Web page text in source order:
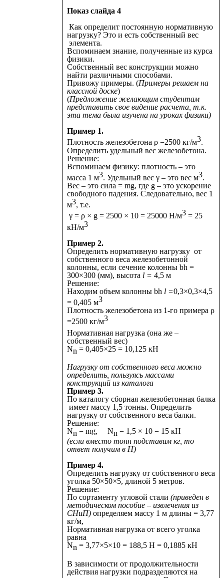
Показ слайда 4
Как определит постоянную нормативную
нагрузку? Это и есть собственный вес
элемента.
Вспоминаем знание, полученные из курса
физики.
Собственный вес конструкции можно
найти различными способами.
Привожу примеры. (Примеры решаем на
классной доске)
(Предложение желающим студентам
представить свое видение расчета, т.к.
эта тема была изучена на уроках физики)
Пример 1.
Плотность железобетона ρ =2500 кг/м3.
Определить удельный вес железобетона.
Решение:
Вспоминаем физику: плотность – это
масса 1 м3. Удельный вес γ – это вес м3.
Вес – это сила = mg, где g – это ускорение
свободного падения. Следовательно, вес 1
м3, т.е.
γ = ρ × g = 2500 × 10 = 25000 Н/м3= 25
кН/м3
Пример 2.
Определить нормативную нагрузку от
собственного веса железобетонной
колонны, если сечение колонны bh =
300×300 (мм), высота l = 4,5 м
Решение:
Находим объем колонны bh l =0,3×0,3×4,5
= 0,405 м3
Плотность железобетона из 1-го примера ρ
=2500 кг/м3
Нормативная нагрузка (она же –
собственный вес)
Nn = 0,405×25 = 10,125 кН
Нагрузку от собственного веса можно
определить, пользуясь массами
конструкций из каталога
Пример 3.
По каталогу сборная железобетонная балка
имеет массу 1,5 тонны. Определить
нагрузку от собственного веса балки.
Решение:
Nn = mg, Nn = 1,5 × 10 = 15 кН
(если вместо тонн подставим кг, то
ответ получим в Н)
Пример 4.
Определить нагрузку от собственного веса
уголка 50×50×5, длиной 5 метров.
Решение:
По сортаменту угловой стали (приведен в
методическом пособие – извлечения из
СНиП)определяем массу 1 м длины = 3,77
кг/м,
Нормативная нагрузка от всего уголка
равна
Nn = 3,77×5×10 = 188,5 Н = 0,1885 кН
В зависимости от продолжительности
действия нагрузки подразделяются на